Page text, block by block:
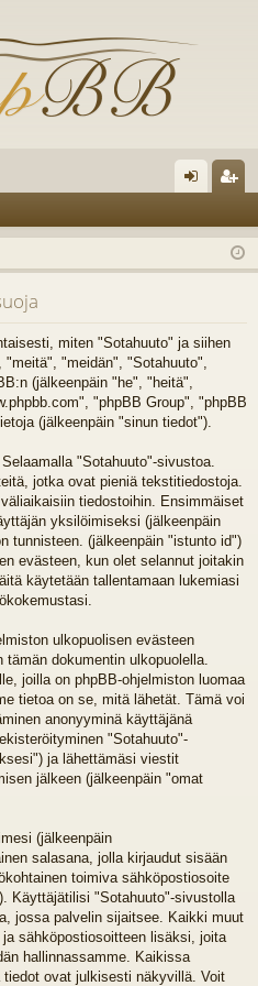
au
du
sä
än
ist
er
dy
miten "Sotahuuto" ja siihen
"meidän", "Sotahuuto",
(jälkeenpäin "he", "heitä",
"phpBB Group", "phpBB
(jälkeenpäin "sinun tiedot").
"Sotahuuto"-sivustoa.
jotka ovat pieniä tekstitiedostoja.
tiedostoihin. Ensimmäiset
yksilöimiseksi (jälkeenpäin
tunnisteen. (jälkeenpäin "istunto id")
evästeen, kun olet selannut joitakin
käytetään tallentamaan lukemiasi
ulkopuolisen evästeen
dokumentin ulkopuolella.
joilla on phpBB-ohjelmiston luomaa
tietoa on se, mitä lähetät. Tämä voi
anonyyminä käyttäjänä
"Sotahuuto"-
ja lähettämäsi viestit
jälkeen (jälkeenpäin "omat
(jälkeenpäin
salasana, jolla kirjaudut sisään
toimiva sähköpostiosoite
Käyttäjätilisi "Sotahuuto"-sivustolla
jossa palvelin sijaitsee. Kaikki muut
sähköpostiosoitteen lisäksi, joita
hallinnassamme. Kaikissa
ovat julkisesti näkyvillä. Voit